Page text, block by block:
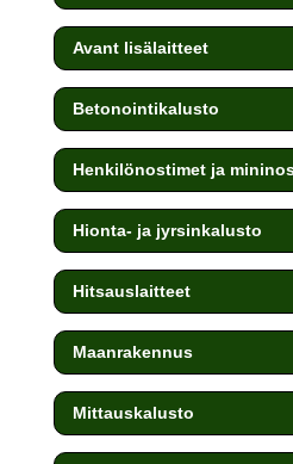
Avant lisälaitteet
Betonointikalusto
Henkilönostimet ja
Hionta- ja jyrsinkalusto
Hitsauslaitteet
Maanrakennus
Mittauskalusto